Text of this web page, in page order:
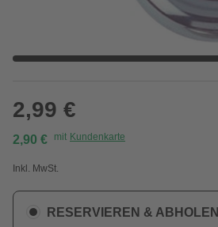
2,99 €
2,90 € mit Kundenkarte
Inkl. MwSt.
RESERVIEREN & ABHOLEN